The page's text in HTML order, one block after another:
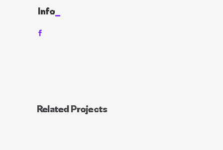
Info
Related Projects